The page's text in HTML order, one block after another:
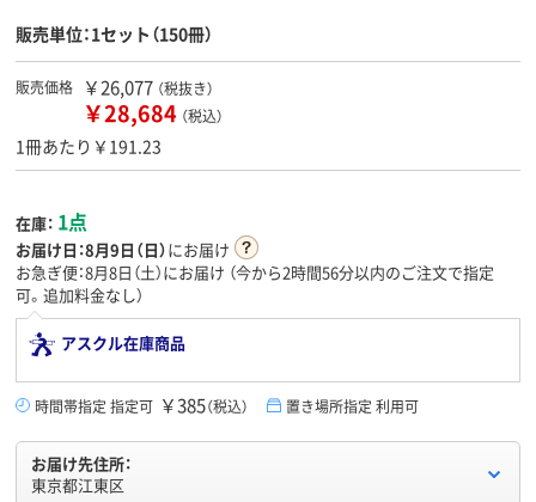
販売単位：1セット（150冊）
販売価格 ￥26,077 （税抜き）
￥28,684 （税込）
1冊あたり￥191.23
在庫： 1点
お届け日：8月9日（日）にお届け
お急ぎ便：8月8日（土）にお届け （今から2時間56分以内のご注文で指定
可。追加料金なし）
アスクル在庫商品
時間帯指定 指定可 ￥385（税込） 置き場所指定 利用可
お届け先住所：
東京都江東区